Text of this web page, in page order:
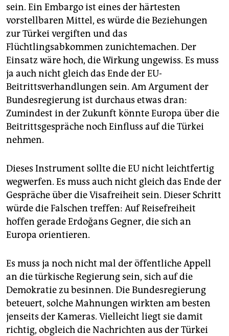
sein. Ein Embargo ist eines der härtesten
vorstellbaren Mittel, es würde die Beziehungen
zur Türkei vergiften und das
Flüchtlingsabkommen zunichtemachen. Der
Einsatz wäre hoch, die Wirkung ungewiss. Es muss
ja auch nicht gleich das Ende der EU-
Beitrittsverhandlungen sein. Am Argument der
Bundesregierung ist durchaus etwas dran:
Zumindest in der Zukunft könnte Europa über die
Beitrittsgespräche noch Einfluss auf die Türkei
nehmen.
Dieses Instrument sollte die EU nicht leichtfertig
wegwerfen. Es muss auch nicht gleich das Ende der
Gespräche über die Visafreiheit sein. Dieser Schritt
würde die Falschen treffen: Auf Reisefreiheit
hoffen gerade Erdoğans Gegner, die sich an
Europa orientieren.
Es muss ja noch nicht mal der öffentliche Appell
an die türkische Regierung sein, sich auf die
Demokratie zu besinnen. Die Bundesregierung
beteuert, solche Mahnungen wirkten am besten
jenseits der Kameras. Vielleicht liegt sie damit
richtig, obgleich die Nachrichten aus der Türkei